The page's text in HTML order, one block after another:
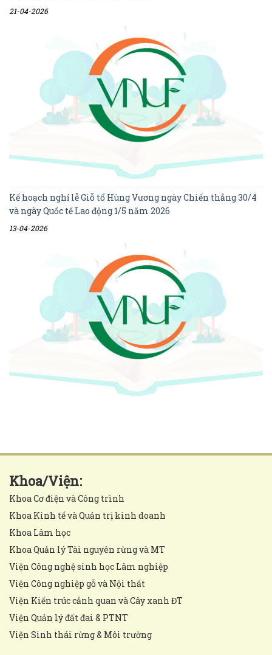
21-04-2026
Kế hoạch nghỉ lễ Giỗ tổ Hùng Vương ngày Chiến thắng 30/4
và ngày Quốc tế Lao động 1/5 năm 2026
13-04-2026
Khoa/Viện:
Khoa Cơ điện và Công trình
Khoa Kinh tế và Quản trị kinh doanh
Khoa Lâm học
Khoa Quản lý Tài nguyên rừng và MT
Viện Công nghệ sinh học Lâm nghiệp
Viện Công nghiệp gỗ và Nội thất
Viện Kiến trúc cảnh quan và Cây xanh ĐT
Viện Quản lý đất đai & PTNT
Viện Sinh thái rừng & Môi trường